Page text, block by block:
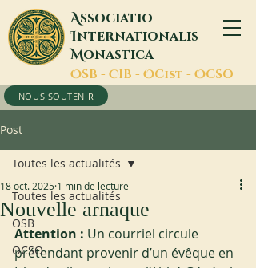
Associatio
Internationalis
Monastica
OSB - CIB - OCist - OCSO
NOUS SOUTENIR
Post
Toutes les actualités
OSB
OCSO
Toutes les actualités
Nouvelle arnaque
18 oct. 2025 1 min de lecture
Attention : Un courriel circule
prétendant provenir d’un évêque en